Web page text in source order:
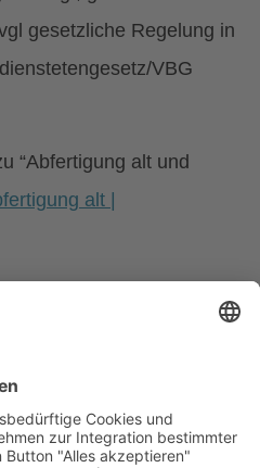
gesetzliche Regelung in
VBG
“Abfertigung alt und
alt |
dem 31.12.2002
Dauer und Art der